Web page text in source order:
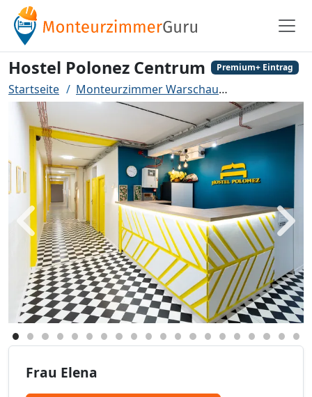
Hostel Polonez Centrum Premium+ Eintrag
Startseite Monteurzimmer Warschau
Zurück
Frau Elena